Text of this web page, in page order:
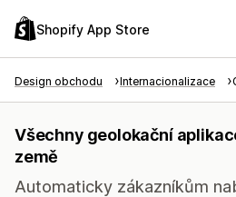
Shopify App Store
Design obchodu Internacionalizace
Všechny geolokační
země
Automaticky zákazníkům